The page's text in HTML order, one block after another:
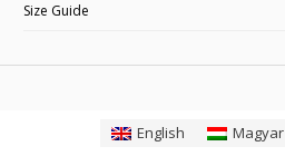
Size Guide
English Magyar